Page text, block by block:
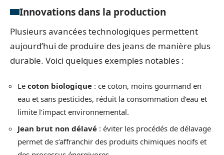
Innovations dans la production
Plusieurs avancées technologiques permettent
aujourd’hui de produire des jeans de manière plus
durable. Voici quelques exemples notables :
Le coton biologique : ce coton, moins gourmand en
eau et sans pesticides, réduit la consommation d’eau et
limite l’impact environnemental.
Jean brut non délavé : éviter les procédés de délavage
permet de s’affranchir des produits chimiques nocifs et